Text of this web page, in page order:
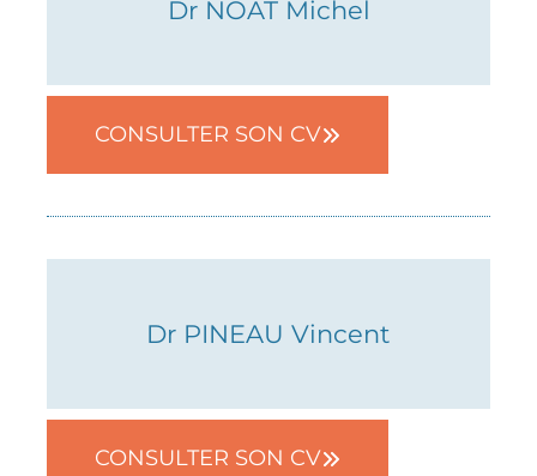
Dr NOAT Michel
05 82 08 38 69
CONSULTER SON CV
Dr PINEAU Vincent
05 82 08 38 69
CONSULTER SON CV